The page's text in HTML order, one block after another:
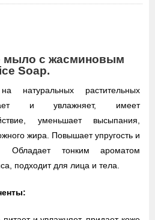
мыло с жасминовым
Soap.
натуральных растительных
и увлажняет, имеет
уменьшает высыпания,
жира. Повышает упругость и
Обладает тонким ароматом
подходит для лица и тела.